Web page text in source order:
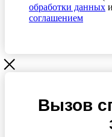
обработки данных и
соглашением
Вызов